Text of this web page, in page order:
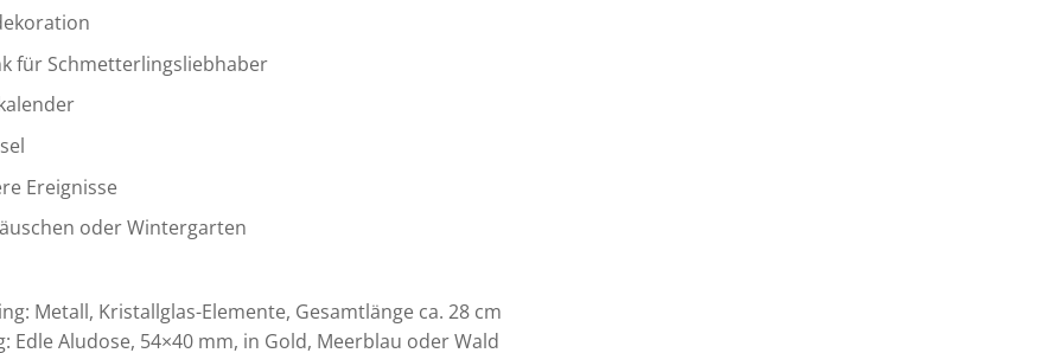
für Schmetterlingsliebhaber
Ereignisse
oder Wintergarten
Metall, Kristallglas-Elemente, Gesamtlänge ca. 28 cm
Edle Aludose, 54×40 mm, in Gold, Meerblau oder Wald